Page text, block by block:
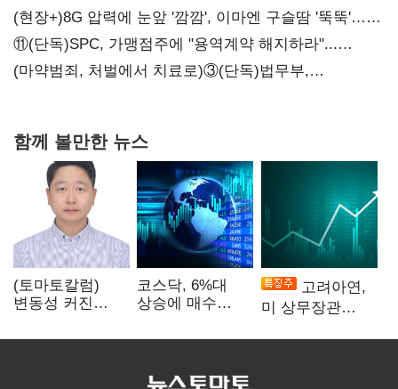
공급
(현장+)8G 압력에 눈앞 '깜깜', 이마엔 구슬땀 '뚝뚝'…
화려한 에어쇼 뒤 땀방울
⑪(단독)SPC, 가맹점주에 "용역계약 해지하라"...
내팽개친 '사회적합의'
(마약범죄, 처벌에서 치료로)③(단독)법무부,
함께 볼만한 뉴스
(토마토칼럼)
변동성 커진
과제
코스닥, 6%대
상승에 매수
3번째
고려아연,
미 상무장관
'급등'